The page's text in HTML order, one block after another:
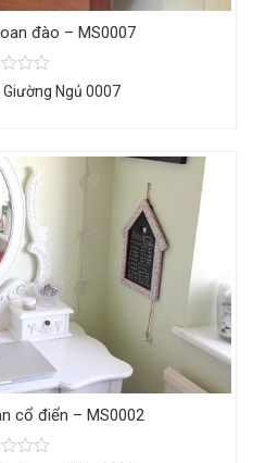
đào – MS0007
Ngủ 0007
cổ điển – MS0002